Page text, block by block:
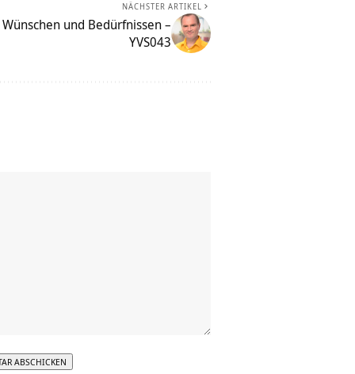
NÄCHSTER ARTIKEL
und Bedürfnissen –
YVS043